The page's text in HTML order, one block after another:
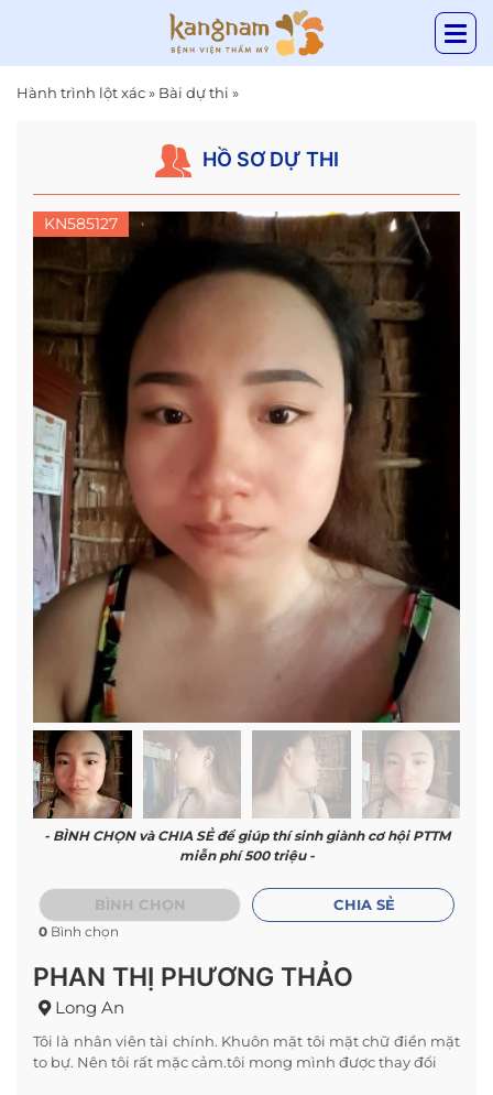
Hành trình lột xác» Bài dự thi »
HỒ SƠ DỰ THI
KN585127
- BÌNH CHỌN và CHIA SẺ để giúp thí sinh giành cơ hội PTTM
miễn phí 500 triệu -
BÌNH CHỌN
0 Bình chọn
CHIA SẺ
PHAN THỊ PHƯƠNG THẢO
Long An
Tôi là nhân viên tài chính. Khuôn mặt tôi mặt chữ điền mặt
to bự. Nên tôi rất mặc cảm.tôi mong mình được thay đổi